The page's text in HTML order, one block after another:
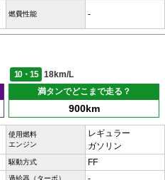
燃費性能 -
10・15
18km/L
満タンでどこまで走る？
900km
使用燃料
エンジン
レギュラー
ガソリン
駆動方式 FF
過給器（ターボ）